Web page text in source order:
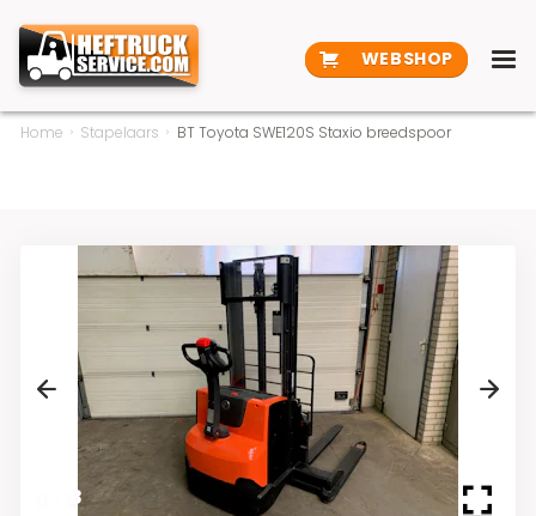
WEBSHOP
Home Stapelaars BT Toyota SWE120S Staxio breedspoor
8
Previous Next